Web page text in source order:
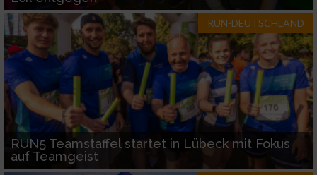
RUN-DEUTSCHLAND
RUN5 Teamstaffel startet in Lübeck mit Fokus
auf Teamgeist